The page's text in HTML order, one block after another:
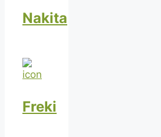
Nakita
Freki